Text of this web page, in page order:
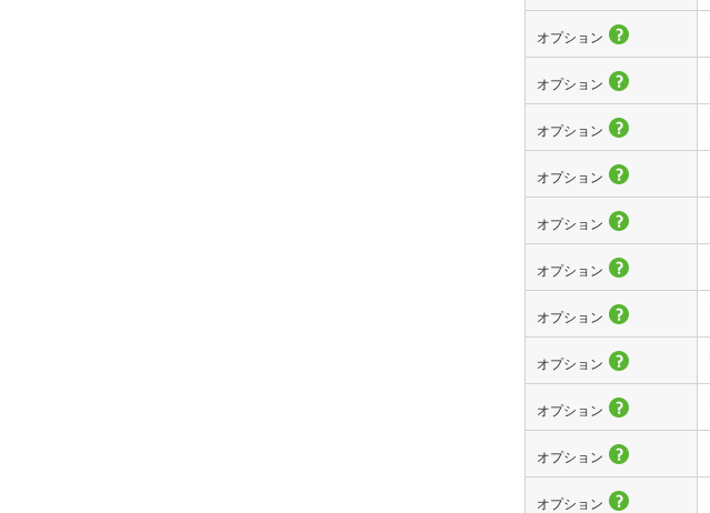
オプション
オプション
オプション
オプション
オプション
オプション
オプション
オプション
オプション
オプション
オプション